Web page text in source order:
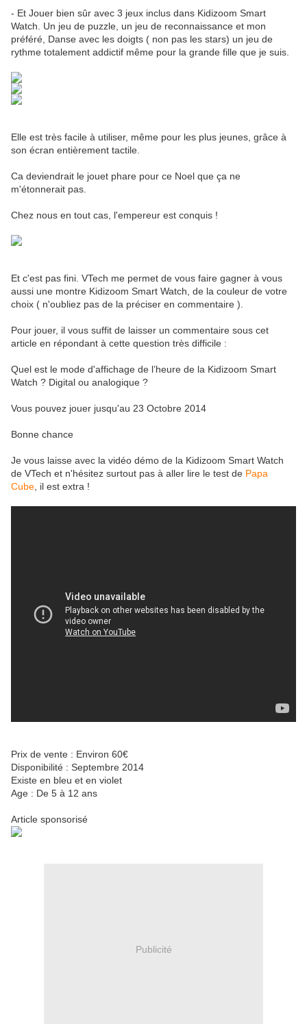
- Et Jouer bien sûr avec 3 jeux inclus dans Kidizoom Smart
Watch. Un jeu de puzzle, un jeu de reconnaissance et mon
préféré, Danse avec les doigts ( non pas les stars) un jeu de
rythme totalement addictif même pour la grande fille que je suis.
Elle est très facile à utiliser, même pour les plus jeunes, grâce à
son écran entièrement tactile.
Ca deviendrait le jouet phare pour ce Noel que ça ne
m'étonnerait pas.
Chez nous en tout cas, l'empereur est conquis !
Et c'est pas fini. VTech me permet de vous faire gagner à vous
aussi une montre Kidizoom Smart Watch, de la couleur de votre
choix ( n'oubliez pas de la préciser en commentaire ).
Pour jouer, il vous suffit de laisser un commentaire sous cet
article en répondant à cette question très difficile :
Quel est le mode d'affichage de l’heure de la Kidizoom Smart
Watch ? Digital ou analogique ?
Vous pouvez jouer jusqu'au 23 Octobre 2014
Bonne chance
Je vous laisse avec la vidéo démo de la Kidizoom Smart Watch
de VTech et n'hésitez surtout pas à aller lire le test de Papa
Cube , il est extra !
Prix de vente : Environ 60€
Disponibilité : Septembre 2014
Existe en bleu et en violet
Age : De 5 à 12 ans
Article sponsorisé
Publicité